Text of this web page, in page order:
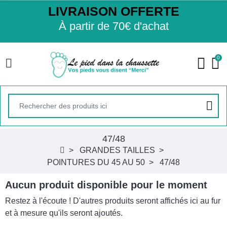
LIVRAISON OFFERTE
À partir de 70€ d'achat
0
47/48
GRANDES TAILLES
POINTURES DU 45 AU 50
47/48
Aucun produit disponible pour le moment
Restez à l'écoute ! D'autres produits seront affichés ici au fur
et à mesure qu'ils seront ajoutés.